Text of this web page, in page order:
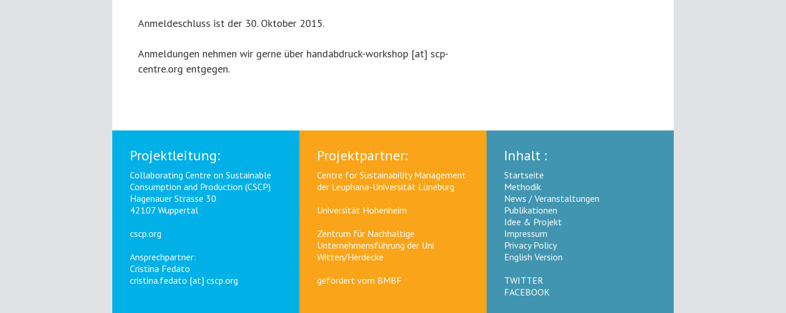
Anmeldeschluss ist der 30. Oktober 2015.
Anmeldungen nehmen wir gerne über handabdruck-workshop [at] scp-
centre.org entgegen.
Projektleitung:
Collaborating Centre on Sustainable
Consumption and Production (CSCP)
Hagenauer Strasse 30
42107 Wuppertal
cscp.org
Ansprechpartner:
Cristina Fedato
cristina.fedato [at] cscp.org
Projektpartner:
Centre for Sustainability Management
der Leuphana-Universität Lüneburg
Universität Hohenheim
Zentrum für Nachhaltige
Unternehmensführung der Uni
Witten/Herdecke
gefördert vom BMBF
Inhalt :
Startseite
Methodik
News / Veranstaltungen
Publikationen
Idee & Projekt
Impressum
Privacy Policy
English Version
TWITTER
FACEBOOK